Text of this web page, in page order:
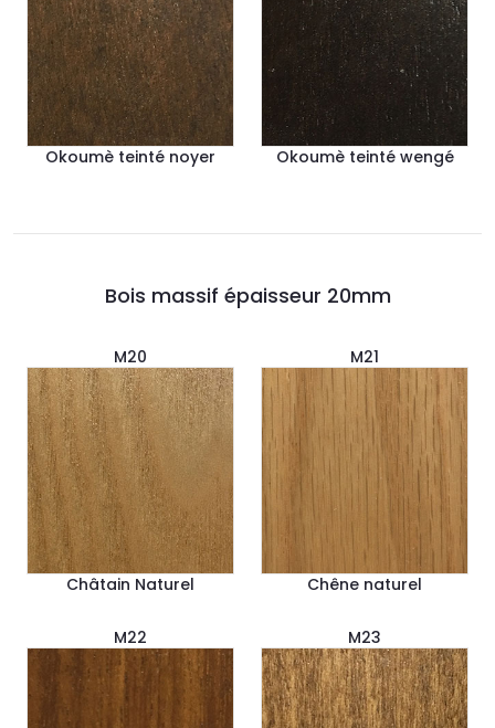
Okoumè teinté noyer Okoumè teinté wengé
Bois massif épaisseur 20mm
M20
Châtain Naturel
M21
Chêne naturel
M22 M23